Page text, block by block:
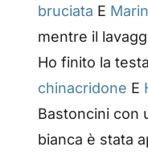
bruciata E
mentre il
Ho finito la
chinacridone E
Bastoncini con
bianca è stata